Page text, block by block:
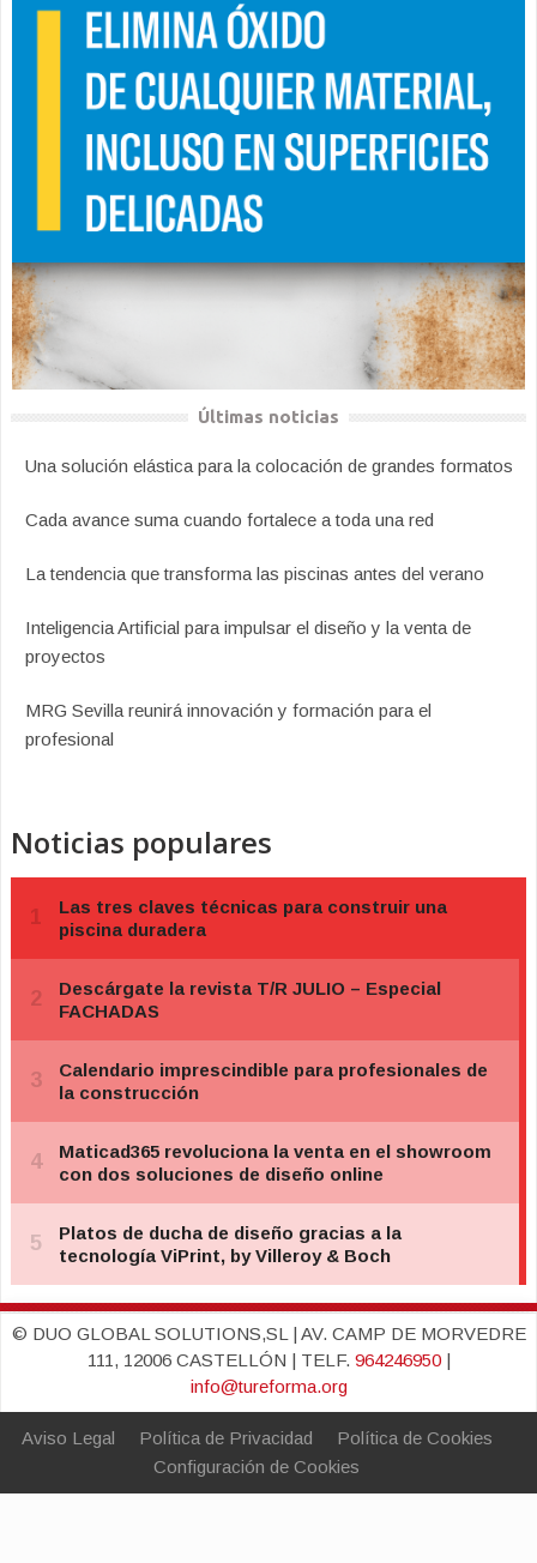
Últimas noticias
Una solución elástica para la colocación de grandes formatos
Cada avance suma cuando fortalece a toda una red
La tendencia que transforma las piscinas antes del verano
Inteligencia Artificial para impulsar el diseño y la venta de
proyectos
MRG Sevilla reunirá innovación y formación para el
profesional
Noticias populares
© DUO GLOBAL SOLUTIONS,SL | AV. CAMP DE MORVEDRE
111, 12006 CASTELLÓN | TELF. 964246950|
info@tureforma.org
Aviso Legal Política de Privacidad
Política de Cookies
Configuración de Cookies